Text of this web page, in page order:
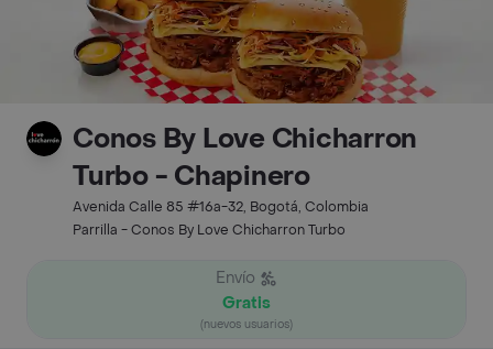
Conos By Love Chicharron
Turbo - Chapinero
Avenida Calle 85 #16a-32, Bogotá, Colombia
Parrilla - Conos By Love Chicharron Turbo
Envío
Gratis
(nuevos usuarios)